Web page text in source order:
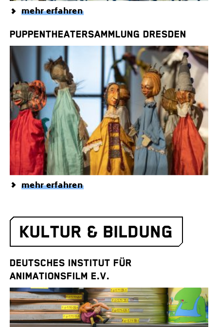
mehr erfahren
PUPPENTHEATERSAMMLUNG DRESDEN
mehr erfahren
KULTUR & BILDUNG
DEUTSCHES INSTITUT FÜR
ANIMATIONSFILM E.V.